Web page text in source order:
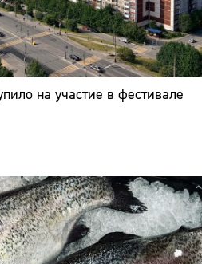
на участие в фестивале